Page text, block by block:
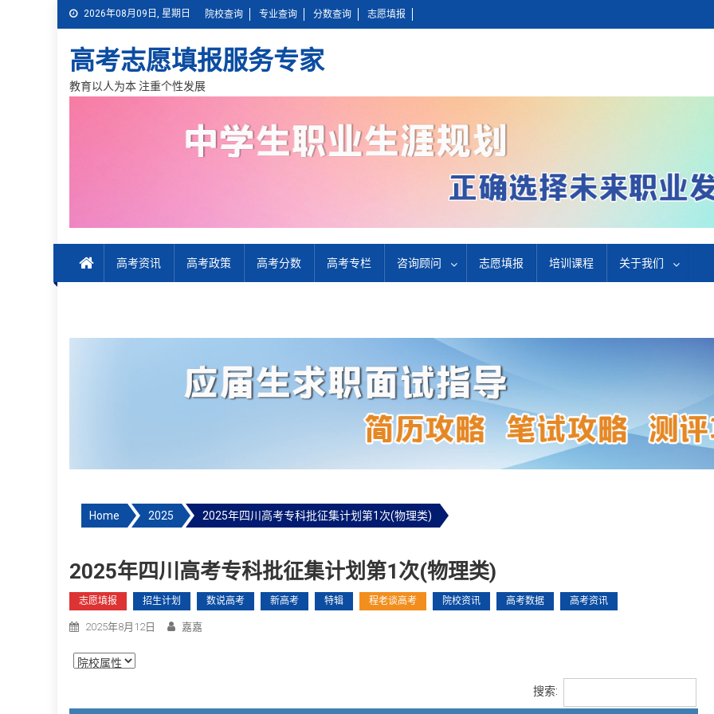
2026年08月09日, 星期日 院校查询 专业查询 分数查询 志愿填报
高考志愿填报服务专家
教育以人为本 注重个性发展
高考资讯 高考政策 高考分数 高考专栏 咨询顾问 志愿填报 培训课程 关于我们
Home 2025 2025年四川高考专科批征集计划第1次(物理类)
2025年四川高考专科批征集计划第1次(物理类)
志愿填报 招生计划 数说高考 新高考 特辑 程老谈高考 院校资讯 高考数据 高考资讯
2025年8月12日 嘉嘉
搜索: